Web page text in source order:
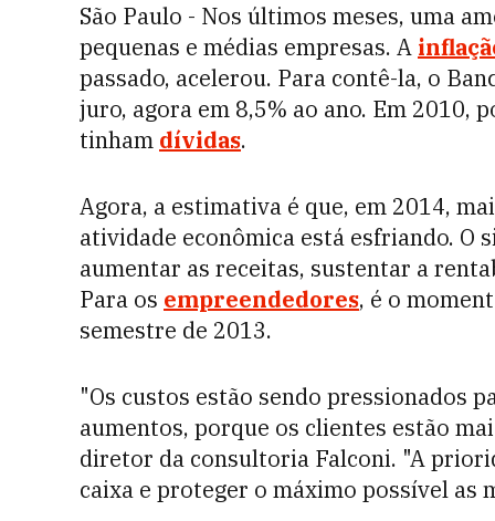
São Paulo - Nos últimos meses, uma
pequenas e médias empresas. A
passado, acelerou. Para contê-la, o
juro, agora em 8,5% ao ano. Em 2010,
tinham dívidas.
Agora, a estimativa é que, em 2014,
atividade econômica está esfriando.
aumentar as receitas, sustentar a
Para os empreendedores, é o
semestre de 2013.
"Os custos estão sendo pressionados
aumentos, porque os clientes estão
diretor da consultoria Falconi. "A
caixa e proteger o máximo possível as